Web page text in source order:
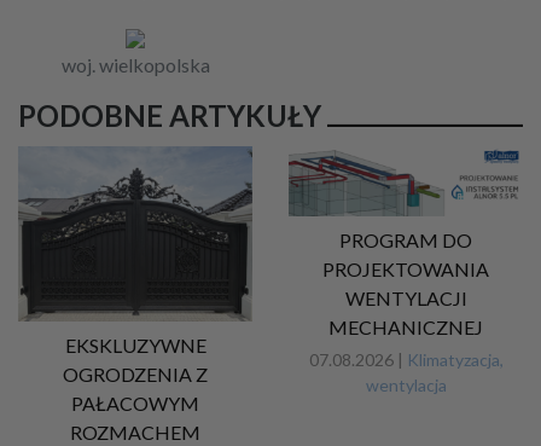
woj. wielkopolska
PODOBNE ARTYKUŁY
EKSKLUZYWNE
OGRODZENIA Z
PAŁACOWYM
ROZMACHEM
PROGRAM DO
PROJEKTOWANIA
WENTYLACJI
MECHANICZNEJ
07.08.2026 | Klimatyzacja,
wentylacja